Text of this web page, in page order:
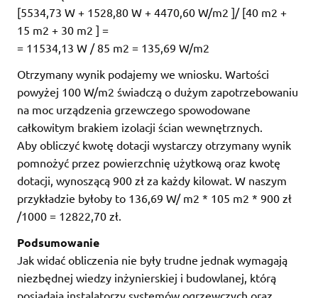
[5534,73 W + 1528,80 W + 4470,60 W/m2 ]/ [40 m2 +
15 m2 + 30 m2 ] =
= 11534,13 W / 85 m2 = 135,69 W/m2
Otrzymany wynik podajemy we wniosku. Wartości
powyżej 100 W/m2 świadczą o dużym zapotrzebowaniu
na moc urządzenia grzewczego spowodowane
całkowitym brakiem izolacji ścian wewnętrznych.
Aby obliczyć kwotę dotacji wystarczy otrzymany wynik
pomnożyć przez powierzchnię użytkową oraz kwotę
dotacji, wynoszącą 900 zł za każdy kilowat. W naszym
przykładzie byłoby to 136,69 W/ m2 * 105 m2 * 900 zł
/1000 = 12822,70 zł.
Podsumowanie
Jak widać obliczenia nie były trudne jednak wymagają
niezbędnej wiedzy inżynierskiej i budowlanej, którą